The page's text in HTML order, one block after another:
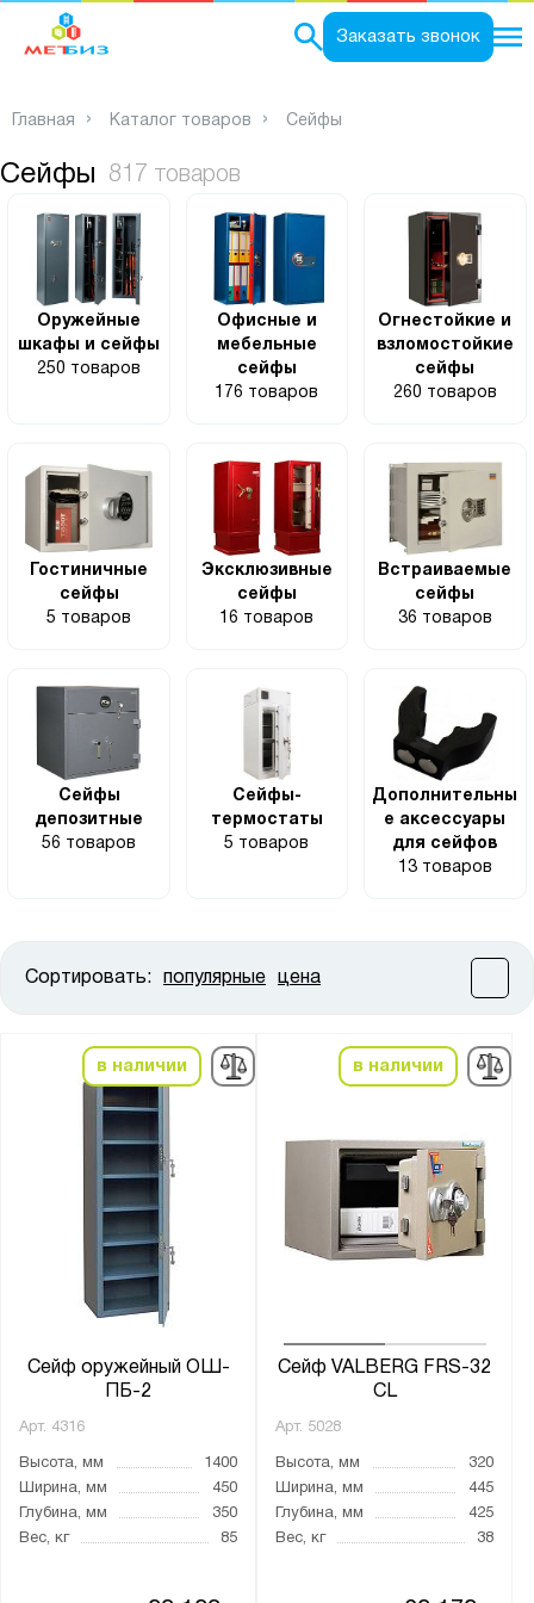
Заказать звонок
Главная Каталог товаров Сейфы
Сейфы 817 товаров
Оружейные
шкафы и сейфы
250 товаров
Офисные и
мебельные
сейфы
176 товаров
Огнестойкие и
взломостойкие
сейфы
260 товаров
Гостиничные
сейфы
5 товаров
Эксклюзивные
сейфы
16 товаров
Встраиваемые
сейфы
36 товаров
Сейфы
депозитные
56 товаров
Сейфы-
термостаты
5 товаров
Дополнительны
е аксессуары
для сейфов
13 товаров
Сортировать: популярные цена
в наличии
Сейф оружейный ОШ-
ПБ-2
Арт. 4316
Высота, мм
1400
Ширина, мм
450
Глубина, мм
350
Вес, кг
85
в наличии
Сейф VALBERG FRS-32
CL
Арт. 5028
Высота, мм
320
Ширина, мм
445
Глубина, мм
425
Вес, кг
38
Высота, мм:
Ширина, мм:
от до
Класс взломостойкости:
0 класс
2 класс